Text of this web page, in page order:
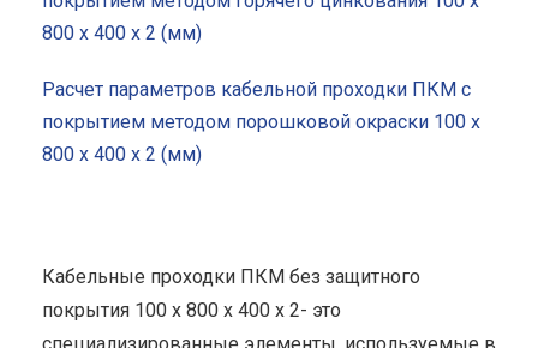
800 x 400 x 2 (мм)
Расчет параметров кабельной проходки ПКМ с
покрытием методом порошковой окраски 100 x
800 x 400 x 2 (мм)
Кабельные проходки ПКМ без защитного
покрытия 100 x 800 x 400 x 2- это